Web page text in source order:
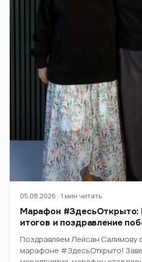
05.08.2026 · 1 мин читать
Марафон #ЗдесьОткрыто:
итогов и поздравление
Поздравляем Лейсан Салимову
марафоне #ЗдесьОткрыто!